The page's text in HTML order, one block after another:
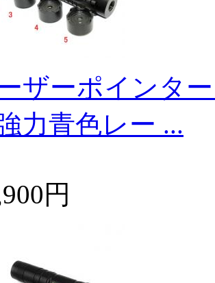
ザーポインタ
力青色レー ...
円